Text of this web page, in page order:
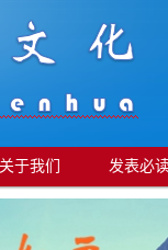
关于我们 发表必